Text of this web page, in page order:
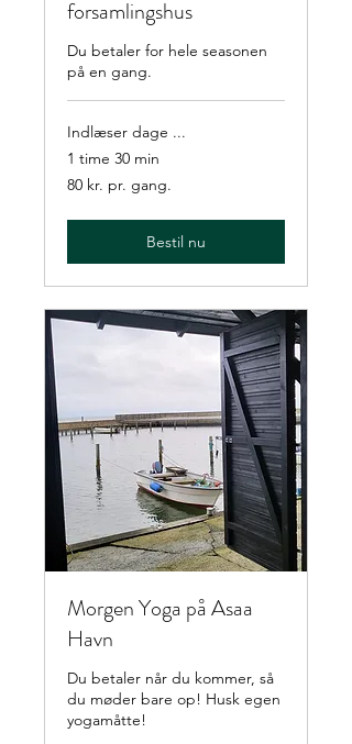
forsamlingshus
Du betaler for hele seasonen
på en gang.
Indlæser dage ...
1 time 30 min
80
kr.
80 kr. pr. gang.
Bestil nu
Morgen Yoga på Asaa
Havn
Du betaler når du kommer, så
du møder bare op! Husk egen
yogamåtte!